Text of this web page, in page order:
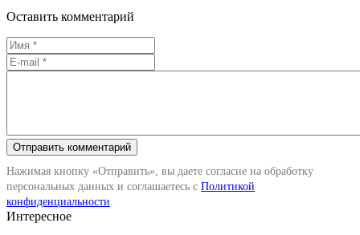
Оставить комментарий
Нажимая кнопку «Отправить», вы даете согласие на обработку
персональных данных и соглашаетесь с Политикой
конфиденциальности
Интересное